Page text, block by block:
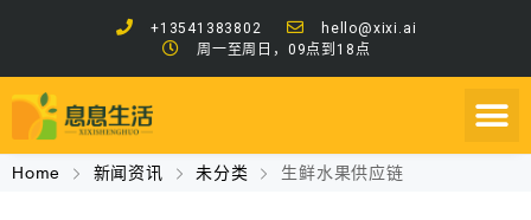
+13541383802
hello@xixi.ai
周一至周日，09点到18点
Home 新闻资讯 未分类 生鲜水果供应链